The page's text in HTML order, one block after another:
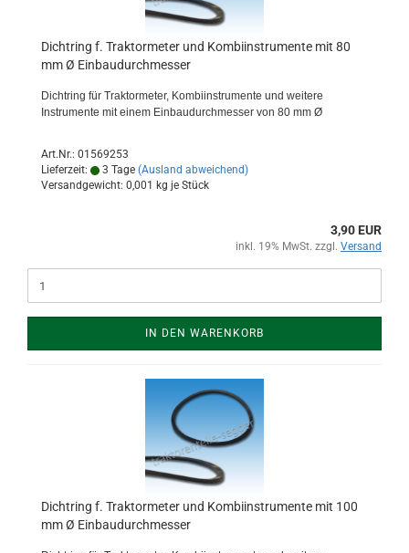
Dichtring f. Traktormeter und Kombiinstrumente mit 80
mm Ø Einbaudurchmesser
Dichtring für Traktormeter, Kombiinstrumente und weitere
Instrumente mit einem Einbaudurchmesser von 80 mm Ø
Art.Nr.: 01569253
Lieferzeit:
3 Tage (Ausland abweichend)
Versandgewicht: 0,001 kg je Stück
3,90 EUR
inkl. 19% MwSt. zzgl. Versand
IN DEN WARENKORB
Dichtring f. Traktormeter und Kombiinstrumente mit 100
mm Ø Einbaudurchmesser